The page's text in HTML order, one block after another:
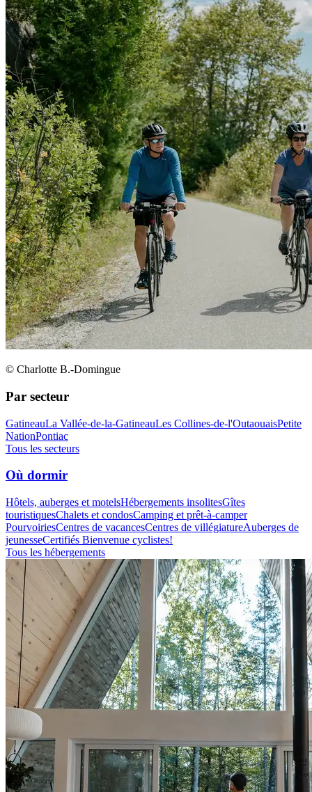
© Charlotte B.-Domingue
Par secteur
GatineauLa Vallée-de-la-GatineauLes Collines-de-l'OutaouaisPetite
NationPontiac
Tous les secteurs
Où dormir
Hôtels, auberges et motelsHébergements insolitesGîtes
touristiquesChalets et condosCamping et prêt-à-camper
PourvoiriesCentres de vacancesCentres de villégiatureAuberges de
jeunesseCertifiés Bienvenue cyclistes!
Tous les hébergements